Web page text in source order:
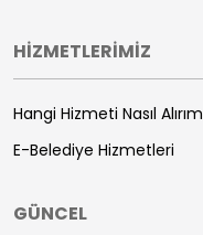
HİZMETLERİMİZ
Hangi Hizmeti Nasıl Alırım
E-Belediye Hizmetleri
GÜNCEL